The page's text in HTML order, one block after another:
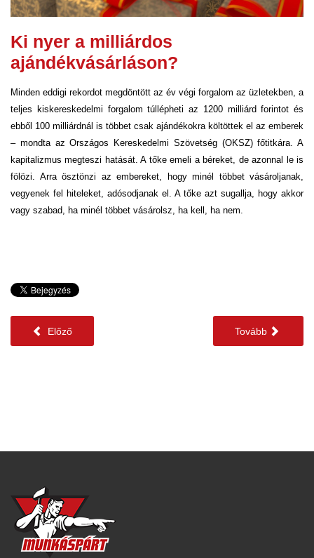
Ki nyer a milliárdos
ajándékvásárláson?
Minden eddigi rekordot megdöntött az év végi forgalom az üzletekben, a
teljes kiskereskedelmi forgalom túllépheti az 1200 milliárd forintot és
ebből 100 milliárdnál is többet csak ajándékokra költöttek el az emberek
– mondta az Országos Kereskedelmi Szövetség (OKSZ) főtitkára. A
kapitalizmus megteszi hatását. A tőke emeli a béreket, de azonnal le is
fölözi. Arra ösztönzi az embereket, hogy minél többet vásároljanak,
vegyenek fel hiteleket, adósodjanak el. A tőke azt sugallja, hogy akkor
vagy szabad, ha minél többet vásárolsz, ha kell, ha nem.
Előző Tovább